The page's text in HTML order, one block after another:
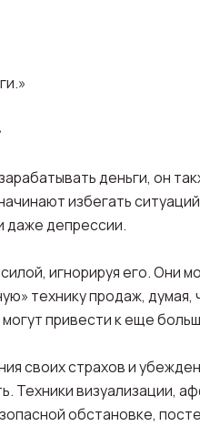
деньги, он
избегать
даже депрессии.
игнорируя его. Они
технику продаж,
привести к еще
своих страхов и
Техники визуализации,
обстановке,